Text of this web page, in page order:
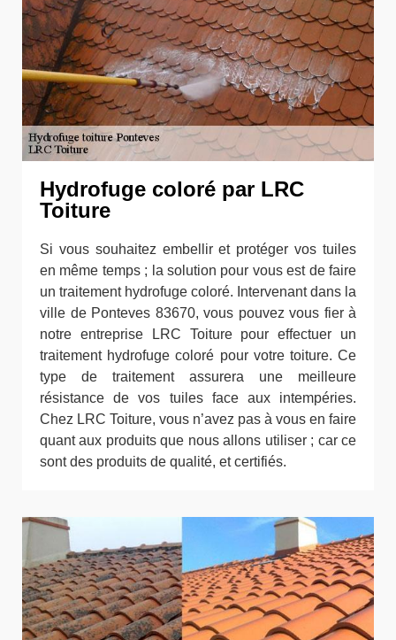
Hydrofuge coloré par LRC
Toiture
Si vous souhaitez embellir et protéger vos tuiles
en même temps ; la solution pour vous est de faire
un traitement hydrofuge coloré. Intervenant dans la
ville de Ponteves 83670, vous pouvez vous fier à
notre entreprise LRC Toiture pour effectuer un
traitement hydrofuge coloré pour votre toiture. Ce
type de traitement assurera une meilleure
résistance de vos tuiles face aux intempéries.
Chez LRC Toiture, vous n’avez pas à vous en faire
quant aux produits que nous allons utiliser ; car ce
sont des produits de qualité, et certifiés.